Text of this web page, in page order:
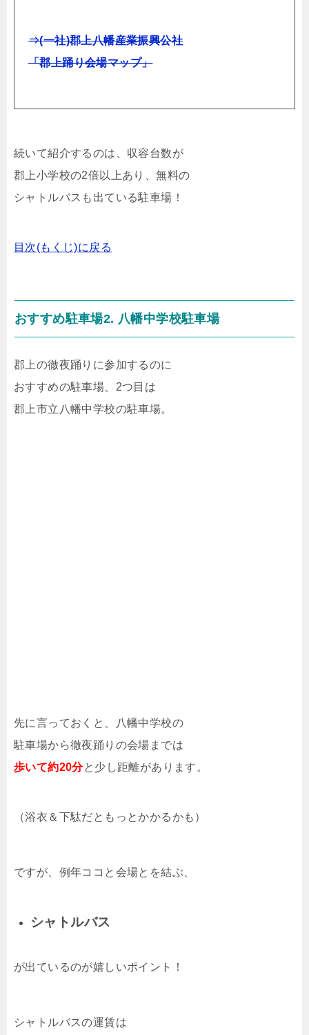
⇒(一社)郡上八幡産業振興公社
「郡上踊り会場マップ」
続いて紹介するのは、収容台数が
郡上小学校の2倍以上あり、無料の
シャトルバスも出ている駐車場！
目次(もくじ)に戻る
おすすめ駐車場2. 八幡中学校駐車場
郡上の徹夜踊りに参加するのに
おすすめの駐車場、2つ目は
郡上市立八幡中学校の駐車場。
先に言っておくと、八幡中学校の
駐車場から徹夜踊りの会場までは
歩いて約20分と少し距離があります。
（浴衣＆下駄だともっとかかるかも）
ですが、例年ココと会場とを結ぶ、
シャトルバス
が出ているのが嬉しいポイント！
シャトルバスの運賃は